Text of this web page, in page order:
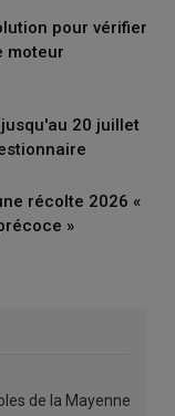
pour vérifier
moteur
20 juillet
récolte 2026 «
»
de la Mayenne